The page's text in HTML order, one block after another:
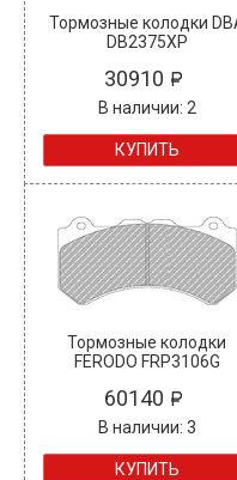
Тормозные колодки
DB2375XP
30910
В наличии: 2
КУПИТЬ
Тормозные колодки
FERODO FRP3106G
60140
В наличии: 3
КУПИТЬ